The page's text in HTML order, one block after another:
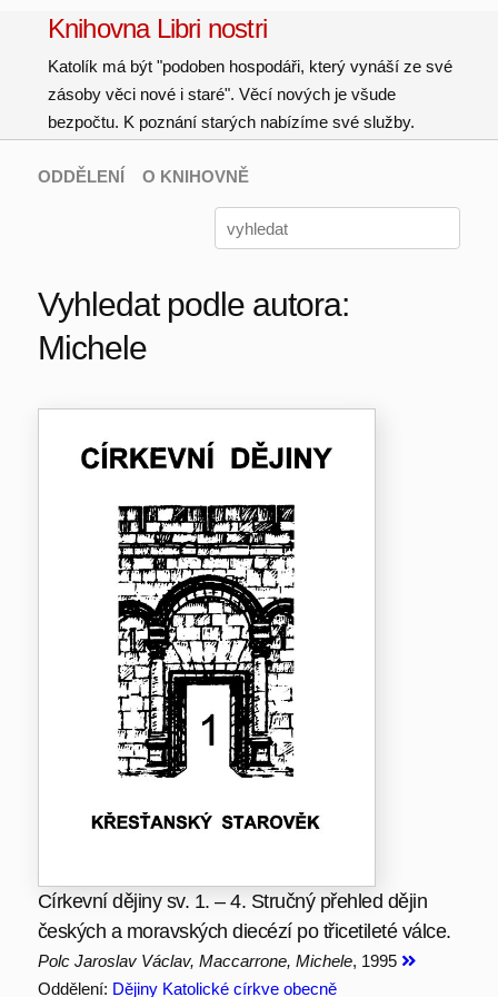
Knihovna Libri nostri
Katolík má být "podoben hospodáři, který vynáší ze své
zásoby věci nové i staré". Věcí nových je všude
bezpočtu. K poznání starých nabízíme své služby.
ODDĚLENÍ O KNIHOVNĚ
Vyhledat podle autora:
Michele
Církevní dějiny sv. 1. – 4. Stručný přehled dějin
českých a moravských diecézí po třicetileté válce.
Polc Jaroslav Václav, Maccarrone, Michele, 1995
Oddělení: Dějiny Katolické církve obecně